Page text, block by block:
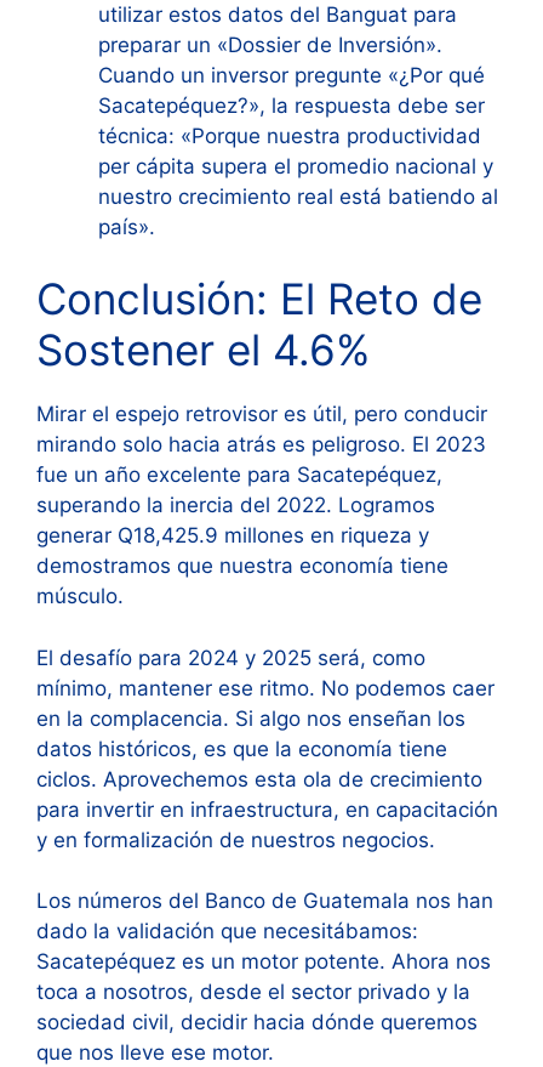
utilizar estos datos del Banguat para
preparar un «Dossier de Inversión».
Cuando un inversor pregunte «¿Por qué
Sacatepéquez?», la respuesta debe ser
técnica: «Porque nuestra productividad
per cápita supera el promedio nacional y
nuestro crecimiento real está batiendo al
país».
Conclusión: El Reto de
Sostener el 4.6%
Mirar el espejo retrovisor es útil, pero conducir
mirando solo hacia atrás es peligroso. El 2023
fue un año excelente para Sacatepéquez,
superando la inercia del 2022. Logramos
generar Q18,425.9 millones en riqueza y
demostramos que nuestra economía tiene
músculo.
El desafío para 2024 y 2025 será, como
mínimo, mantener ese ritmo. No podemos caer
en la complacencia. Si algo nos enseñan los
datos históricos, es que la economía tiene
ciclos. Aprovechemos esta ola de crecimiento
para invertir en infraestructura, en capacitación
y en formalización de nuestros negocios.
Los números del Banco de Guatemala nos han
dado la validación que necesitábamos:
Sacatepéquez es un motor potente. Ahora nos
toca a nosotros, desde el sector privado y la
sociedad civil, decidir hacia dónde queremos
que nos lleve ese motor.